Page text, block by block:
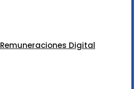
Remuneraciones Digital